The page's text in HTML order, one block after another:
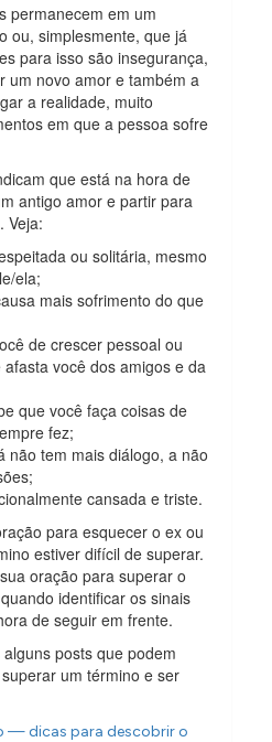
permanecem em um
ou, simplesmente, que já
para isso são insegurança,
um novo amor e também a
a realidade, muito
em que a pessoa sofre
que está na hora de
antigo amor e partir para
Veja:
ou solitária, mesmo
ela;
mais sofrimento do que
de crescer pessoal ou
você dos amigos e da
que você faça coisas de
fez;
não tem mais diálogo, a não
cansada e triste.
para esquecer o ex ou
estiver difícil de superar.
oração para superar o
identificar os sinais
de seguir em frente.
posts que podem
um término e ser
— dicas para descobrir o